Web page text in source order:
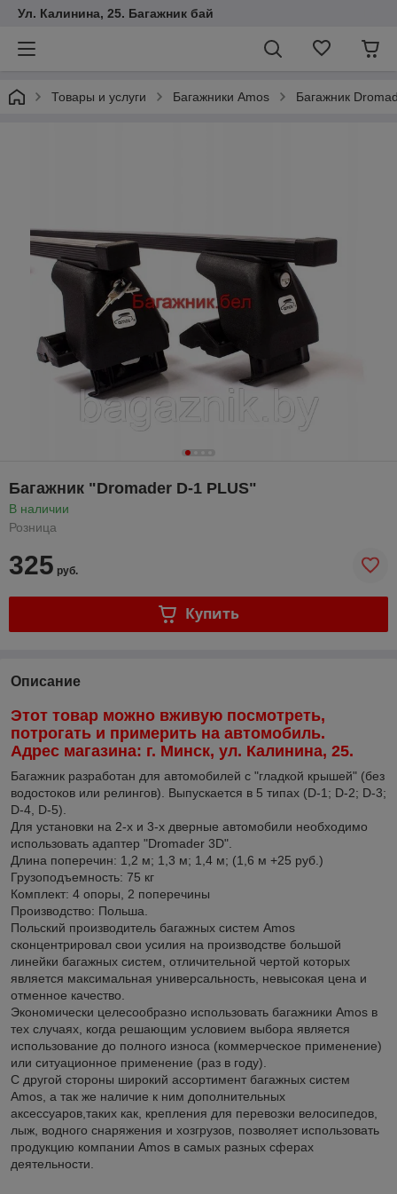
Ул. Калинина, 25. Багажник бай
Товары и услуги Багажники Amos Багажник
Багажник "Dromader D-1 PLUS"
В наличии
Розница
325 руб.
Купить
Описание
Этот товар можно вживую посмотреть,
потрогать и примерить на автомобиль.
Адрес магазина: г. Минск, ул. Калинина, 25.
Багажник разработан для автомобилей с "гладкой крышей" (без
водостоков или релингов). Выпускается в 5 типах (D-1; D-2; D-3;
D-4, D-5).
Для установки на 2-х и 3-х дверные автомобили необходимо
использовать адаптер "Dromader 3D".
Длина поперечин: 1,2 м; 1,3 м; 1,4 м; (1,6 м +25 руб.)
Грузоподъемность: 75 кг
Комплект: 4 опоры, 2 поперечины
Производство: Польша.
Польский производитель багажных систем Amos
сконцентрировал свои усилия на производстве большой
линейки багажных систем, отличительной чертой которых
является максимальная универсальность, невысокая цена и
отменное качество.
Экономически целесообразно использовать багажники Amos в
тех случаях, когда решающим условием выбора является
использование до полного износа (коммерческое применение)
или ситуационное применение (раз в году).
С другой стороны широкий ассортимент багажных систем
Amos, а так же наличие к ним дополнительных
аксессуаров,таких как, крепления для перевозки велосипедов,
лыж, водного снаряжения и хозгрузов, позволяет использовать
продукцию компании Amos в самых разных сферах
деятельности.